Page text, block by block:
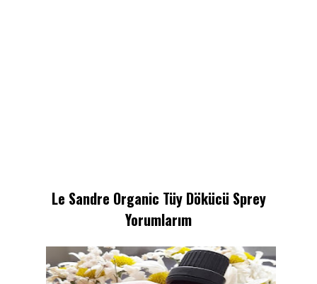
Le Sandre Organic Tüy Dökücü Sprey
Yorumlarım